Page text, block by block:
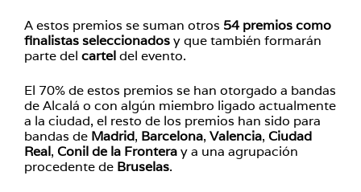
A estos premios se suman otros 54 premios como
finalistas seleccionadosy que también formarán
parte del carteldel evento.
El 70% de estos premios se han otorgado a bandas
de Alcalá o con algún miembro ligado actualmente
a la ciudad, el resto de los premios han sido para
bandas de Madrid, Barcelona, Valencia, Ciudad
Real, Conil de la Fronteray a una agrupación
procedente de Bruselas.